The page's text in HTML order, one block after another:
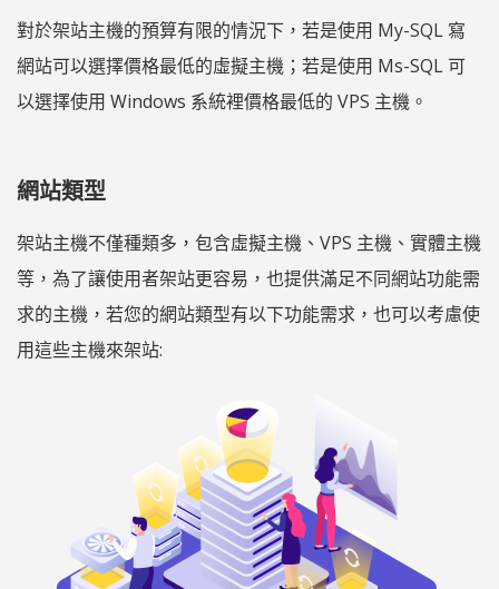
對於架站主機的預算有限的情況下，若是使用 My-SQL 寫
網站可以選擇價格最低的虛擬主機；若是使用 Ms-SQL 可
以選擇使用 Windows 系統裡價格最低的 VPS 主機。
網站類型
架站主機不僅種類多，包含虛擬主機、VPS 主機、實體主機
等，為了讓使用者架站更容易，也提供滿足不同網站功能需
求的主機，若您的網站類型有以下功能需求，也可以考慮使
用這些主機來架站: